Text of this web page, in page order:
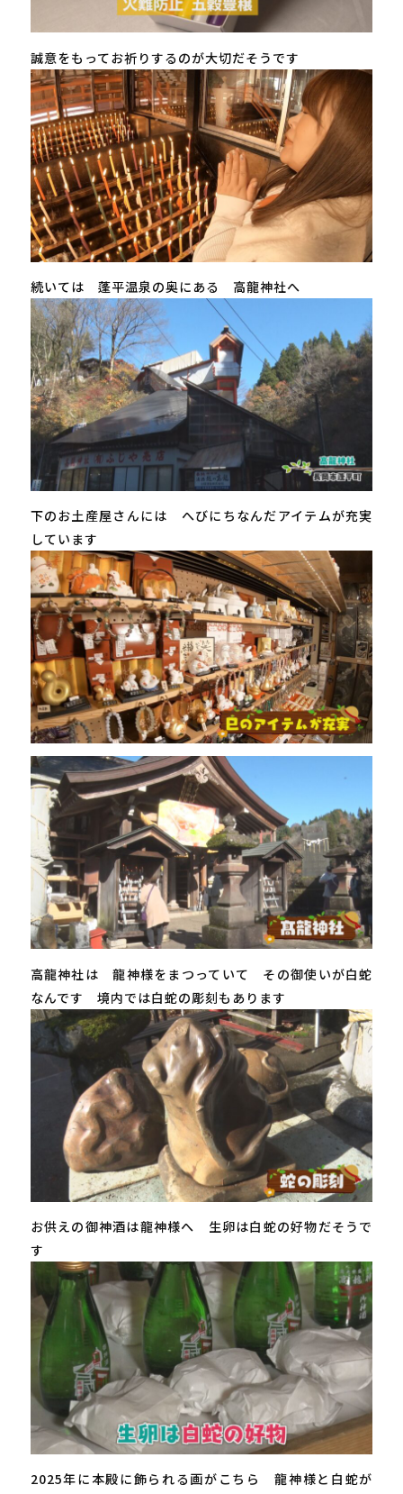
誠意をもってお祈りするのが大切だそうです
続いては 蓬平温泉の奥にある 高龍神社へ
下のお土産屋さんには へびにちなんだアイテムが充実
しています
高龍神社は 龍神様をまつっていて その御使いが白蛇
なんです 境内では白蛇の彫刻もあります
お供えの御神酒は龍神様へ 生卵は白蛇の好物だそうで
す
2025年に本殿に飾られる画がこちら 龍神様と白蛇が